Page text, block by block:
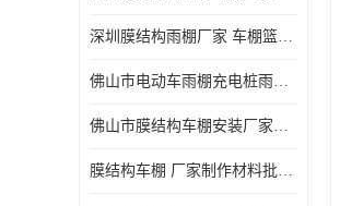
深圳膜结构雨棚厂家 车棚篮球场体育看台 规格多样
佛山市电动车雨棚充电桩雨棚小区电动车棚
佛山市膜结构车棚安装厂家发货安装
膜结构车棚 厂家制作材料批发安装一体式工厂